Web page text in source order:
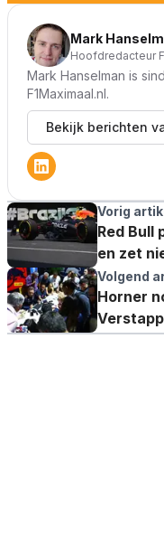
Mark
Hoofdredacteur
Mark Hanselman is
F1Maximaal.nl.
Bekijk berichten
Vorig
Red Bull
en zet
Volgend
Horner
zijn